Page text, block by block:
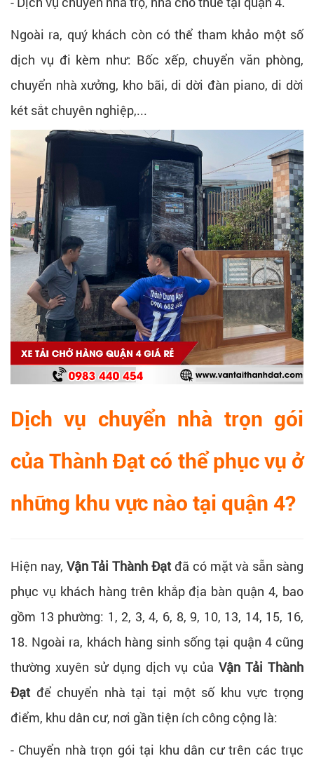
Ngoài ra, quý khách còn có thể tham khảo một số
dịch vụ đi kèm như: Bốc xếp, chuyển văn phòng,
chuyển nhà xưởng, kho bãi, di dời đàn piano, di dời
két sắt chuyên nghiệp,...
Dịch vụ chuyển nhà trọn gói
của Thành Đạt có thể phục vụ ở
những khu vực nào tại quận 4?
Hiện nay, Vận Tải Thành Đạt đã có mặt và sẵn sàng
phục vụ khách hàng trên khắp địa bàn quận 4, bao
gồm 13 phường: 1, 2, 3, 4, 6, 8, 9, 10, 13, 14, 15, 16,
18. Ngoài ra, khách hàng sinh sống tại quận 4 cũng
thường xuyên sử dụng dịch vụ củaVận Tải Thành
Đạt để chuyển nhà tại tại một số khu vực trọng
điểm, khu dân cư, nơi gần tiện ích công cộng là:
- Chuyển nhà trọn gói tại khu dân cư trên các trục